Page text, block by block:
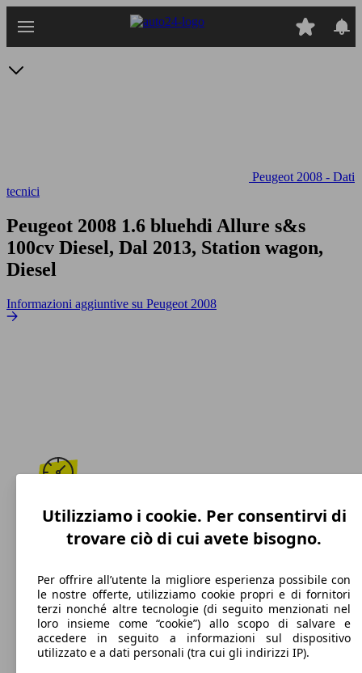
Peugeot 2008 - Dati
tecnici
Peugeot 2008 1.6 bluehdi Allure s&s
100cv Diesel, Dal 2013, Station wagon,
Diesel
Informazioni aggiuntive su Peugeot 2008
180 km/h
Velocità massima
Diesel
Carburante
Utilizziamo i cookie. Per consentirvi di
trovare ciò di cui avete bisogno.
Per offrire all’utente la migliore esperienza possibile con
le nostre offerte, utilizziamo cookie propri e di fornitori
terzi nonché altre tecnologie (di seguito menzionati nel
loro insieme come “cookie”) allo scopo di salvare e
accedere in seguito a informazioni sul dispositivo
utilizzato e a dati personali (tra cui gli indirizzi IP).